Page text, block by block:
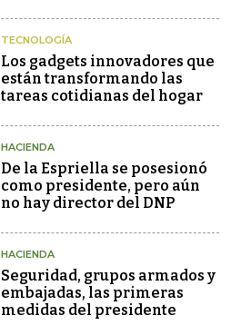
TECNOLOGÍA
Los gadgets innovadores que
están transformando las
tareas cotidianas del hogar
HACIENDA
De la Espriella se posesionó
como presidente, pero aún
no hay director del DNP
HACIENDA
Seguridad, grupos armados y
embajadas, las primeras
medidas del presidente